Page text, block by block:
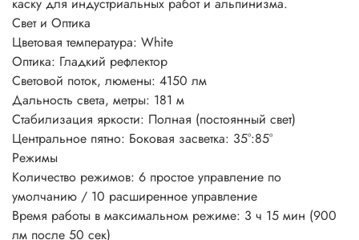
Свет и Оптика
Цветовая температура: White
Оптика: Гладкий рефлектор
Световой поток, люмены: 4150 лм
Дальность света, метры: 181 м
Стабилизация яркости: Полная (постоянный свет)
Центральное пятно: Боковая засветка: 35°:85°
Режимы
Количество режимов: 6 простое управление по
умолчанию / 10 расширенное управление
Время работы в максимальном режиме: 3 ч 15 мин (900
лм после 50 сек)